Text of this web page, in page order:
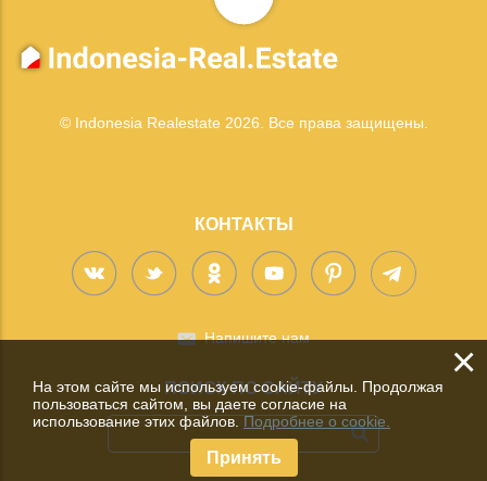
© Indonesia Realestate 2026. Все права защищены.
КОНТАКТЫ
Напишите нам
ПОИСК ПО САЙТУ
×
На этом сайте мы используем cookie-файлы. Продолжая
пользоваться сайтом, вы даете согласие на
использование этих файлов.Подробнее о cookie.
Принять